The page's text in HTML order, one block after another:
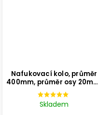
Nafukovací kolo, průměr
400mm, průměr osy 20mm,
nosnost 150kg
Skladem